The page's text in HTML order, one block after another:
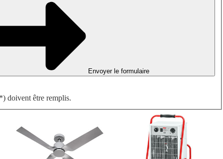
Envoyer le formulaire
doivent être remplis.